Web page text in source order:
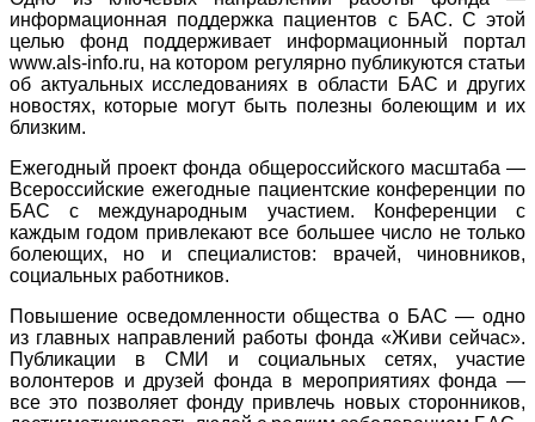
информационная поддержка пациентов с БАС. С этой
целью фонд поддерживает информационный портал
www.als-info.ru, на котором регулярно публикуются статьи
об актуальных исследованиях в области БАС и других
новостях, которые могут быть полезны болеющим и их
близким.
Ежегодный проект фонда общероссийского масштаба —
Всероссийские ежегодные пациентские конференции по
БАС с международным участием. Конференции с
каждым годом привлекают все большее число не только
болеющих, но и специалистов: врачей, чиновников,
социальных работников.
Повышение осведомленности общества о БАС — одно
из главных направлений работы фонда «Живи сейчас».
Публикации в СМИ и социальных сетях, участие
волонтеров и друзей фонда в мероприятиях фонда —
все это позволяет фонду привлечь новых сторонников,